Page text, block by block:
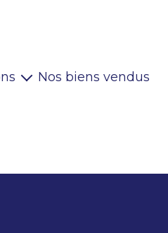
Nos biens vendus